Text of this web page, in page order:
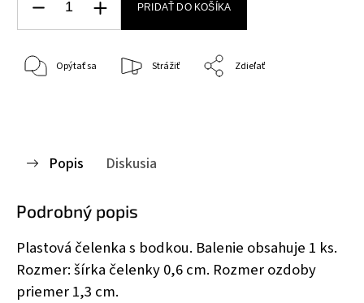
PRIDAŤ DO KOŠÍKA
Opýtať sa Strážiť Zdieľať
Popis Diskusia
Podrobný popis
Plastová čelenka s bodkou. Balenie obsahuje 1 ks.
Rozmer: šírka čelenky 0,6 cm. Rozmer ozdoby
priemer 1,3 cm.